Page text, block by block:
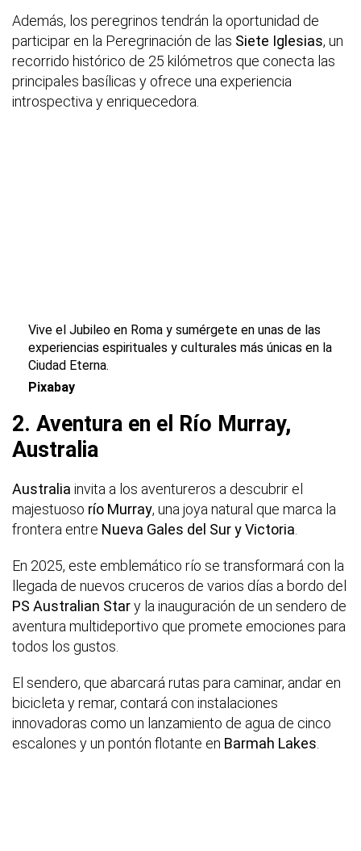
Además, los peregrinos tendrán la oportunidad de
participar en la Peregrinación de las Siete Iglesias, un
recorrido histórico de 25 kilómetros que conecta las
principales basílicas y ofrece una experiencia
introspectiva y enriquecedora.
Vive el Jubileo en Roma y sumérgete en unas de las
experiencias espirituales y culturales más únicas en la
Ciudad Eterna.
Pixabay
2. Aventura en el Río Murray,
Australia
Australia invita a los aventureros a descubrir el
majestuoso río Murray, una joya natural que marca la
frontera entre Nueva Gales del Sur y Victoria
En 2025, este emblemático río se transformará con la
llegada de nuevos cruceros de varios días a bordo del
PS Australian Stary la inauguración de un sendero de
aventura multideportivo que promete emociones para
todos los gustos.
El sendero, que abarcará rutas para caminar, andar en
bicicleta y remar, contará con instalaciones
innovadoras como un lanzamiento de agua de cinco
escalones y un pontón flotante en Barmah Lakes